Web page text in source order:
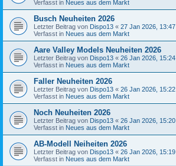
Verfasst in Neues aus dem Markt
Busch Neuheiten 2026
Letzter Beitrag von Dispo13 « 27 Jan 2026, 13:47
Verfasst in Neues aus dem Markt
Aare Valley Models Neuheiten 2026
Letzter Beitrag von Dispo13 « 26 Jan 2026, 15:24
Verfasst in Neues aus dem Markt
Faller Neuheiten 2026
Letzter Beitrag von Dispo13 « 26 Jan 2026, 15:22
Verfasst in Neues aus dem Markt
Noch Neuheiten 2026
Letzter Beitrag von Dispo13 « 26 Jan 2026, 15:20
Verfasst in Neues aus dem Markt
AB-Modell Neiheiten 2026
Letzter Beitrag von Dispo13 « 26 Jan 2026, 15:19
Verfasst in Neues aus dem Markt